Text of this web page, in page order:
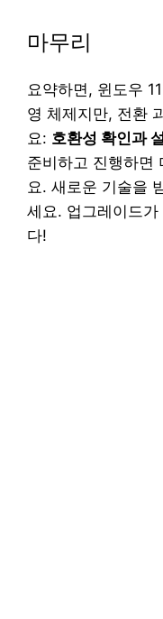
마무리
요약하면, 윈도우
영 체제지만, 전환
요: 호환성 확인과
준비하고 진행하면
요. 새로운 기술을
세요. 업그레이드
다!